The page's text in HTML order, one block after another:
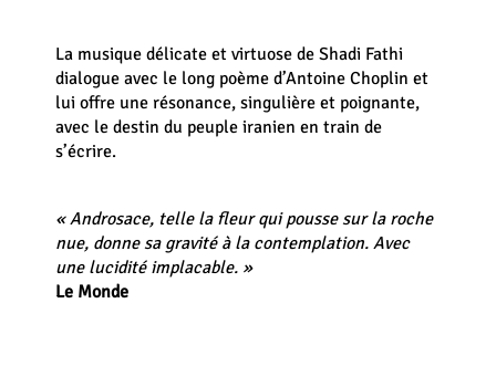
La musique délicate et virtuose de Shadi Fathi
dialogue avec le long poème d’Antoine Choplin et
lui offre une résonance, singulière et poignante,
avec le destin du peuple iranien en train de
s’écrire.
« Androsace, telle la fleur qui pousse sur la roche
nue, donne sa gravité à la contemplation. Avec
une lucidité implacable. »
Le Monde